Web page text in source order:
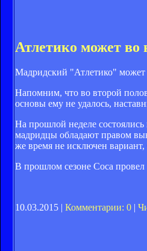
Атлетико может во
Мадридский "Атлетико" может
Напомним, что во второй
основы ему не удалось,
На прошлой неделе
мадридцы обладают правом
же время не исключен
В прошлом сезоне Соса провел
10.03.2015 | Комментарии: 0 |